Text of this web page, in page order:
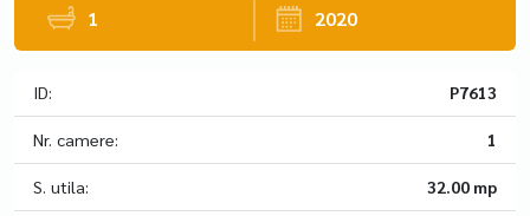
1 2020
ID: P7613
Nr. camere: 1
S. utila: 32.00 mp